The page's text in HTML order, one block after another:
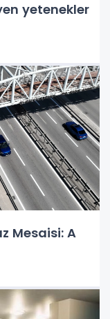
yetenekler
Mesaisi: A